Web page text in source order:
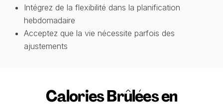
Intégrez de la flexibilité dans la planification
hebdomadaire
Acceptez que la vie nécessite parfois des
ajustements
Calories Brûlées en